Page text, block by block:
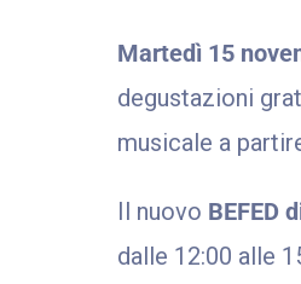
Martedì 15
degustazioni
musicale a
Il nuovo BEFED
dalle 12:00 alle